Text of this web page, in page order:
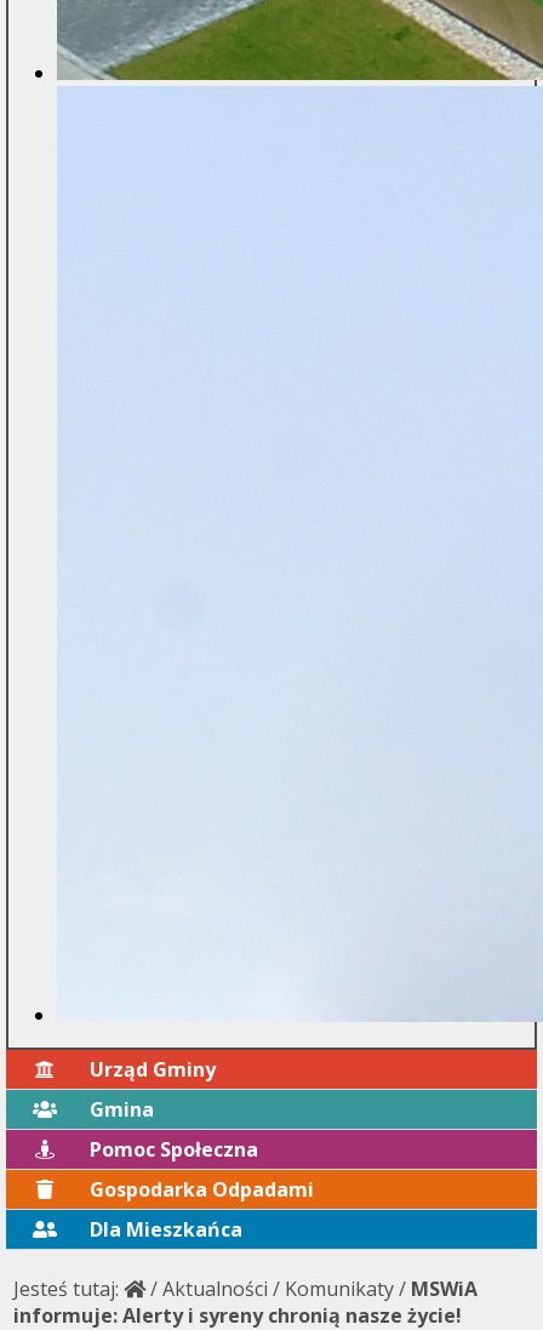
Urząd Gminy
Gmina
Pomoc Społeczna
Gospodarka Odpadami
Dla Mieszkańca
Jesteś tutaj: /Aktualności / Komunikaty/ MSWiA
informuje: Alerty i syreny chronią nasze życie!